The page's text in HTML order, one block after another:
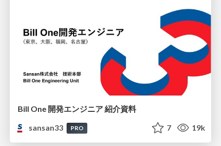
Bill One 開発エンジニア 紹介資料
sansan33
PRO 7 19k